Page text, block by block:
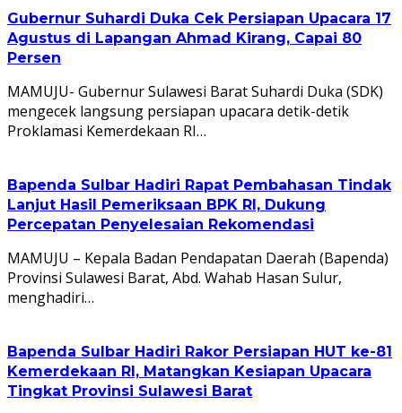
Gubernur Suhardi Duka Cek Persiapan Upacara 17
Agustus di Lapangan Ahmad Kirang, Capai 80
Persen
MAMUJU- Gubernur Sulawesi Barat Suhardi Duka (SDK)
mengecek langsung persiapan upacara detik-detik
Proklamasi Kemerdekaan RI…
Bapenda Sulbar Hadiri Rapat Pembahasan Tindak
Lanjut Hasil Pemeriksaan BPK RI, Dukung
Percepatan Penyelesaian Rekomendasi
MAMUJU – Kepala Badan Pendapatan Daerah (Bapenda)
Provinsi Sulawesi Barat, Abd. Wahab Hasan Sulur,
menghadiri…
Bapenda Sulbar Hadiri Rakor Persiapan HUT ke-81
Kemerdekaan RI, Matangkan Kesiapan Upacara
Tingkat Provinsi Sulawesi Barat